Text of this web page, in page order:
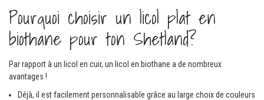
Pourquoi choisir un licol plat en
biothane pour ton Shetland?
Par rapport à un licol en cuir, un licol en biothane a de nombreux
avantages !
Déjà, il est facilement personnalisable grâce au large choix de couleurs